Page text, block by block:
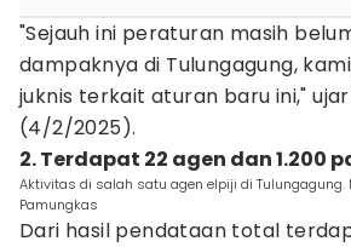
"Sejauh ini peraturan masih
dampaknya di Tulungagung,
juknis terkait aturan baru ini,"
(4/2/2025).
2. Terdapat 22 agen dan 1.200
Aktivitas di salah satu agen elpiji di Tulungagung.
Pamungkas
Dari hasil pendataan total